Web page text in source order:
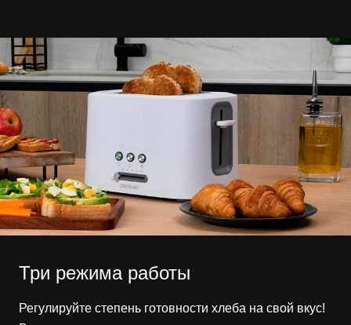
Три режима работы
Регулируйте степень готовности хлеба на свой вкус!